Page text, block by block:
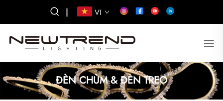
| VI
ĐÈN CHÙM & ĐÈN TREO